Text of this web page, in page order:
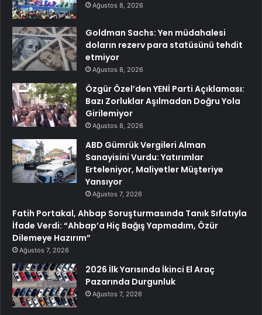
Ağustos 8, 2026
Goldman Sachs: Yen müdahalesi
doların rezerv para statüsünü tehdit
etmiyor
Ağustos 8, 2026
Özgür Özel’den YENİ Parti Açıklaması:
Bazı Zorluklar Aşılmadan Doğru Yola
Girilemiyor
Ağustos 8, 2026
ABD Gümrük Vergileri Alman
Sanayisini Vurdu: Yatırımlar
Erteleniyor, Maliyetler Müşteriye
Yansıyor
Ağustos 7, 2026
Fatih Portakal, Ahbap Soruşturmasında Tanık Sıfatıyla
İfade Verdi: “Ahbap’a Hiç Bağış Yapmadım, Özür
Dilemeye Hazırım”
Ağustos 7, 2026
2026 İlk Yarısında İkinci El Araç
Pazarında Durgunluk
Ağustos 7, 2026